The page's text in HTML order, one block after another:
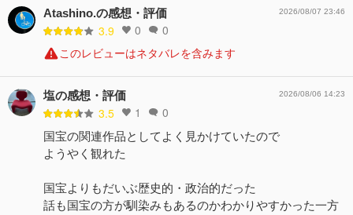
Atashino.の感想・評価
3.9 0 0
2026/08/07 23:46
このレビューはネタバレを含みます
塩の感想・評価
3.5 1 0
2026/08/06 14:23
国宝の関連作品としてよく見かけていたので
ようやく観れた
国宝よりもだいぶ歴史的・政治的だった
話も国宝の方が馴染みもあるのかわかりやすかった一方